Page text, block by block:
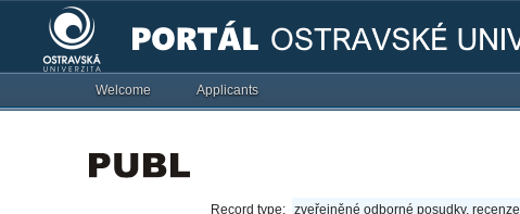
Welcome Applicants
Record type: zveřejněné odborné posudky, recenze